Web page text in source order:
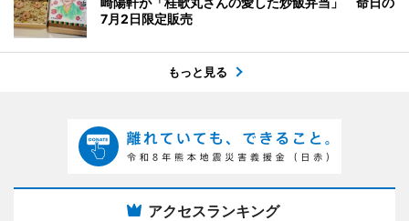
7月2日限定販売
もっと見る
アクセスランキング